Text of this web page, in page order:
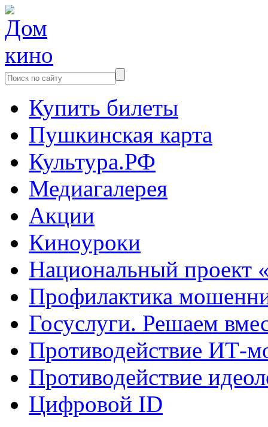
Купить билеты
Пушкинская карта
Культура.РФ
Медиагалерея
Акции
Киноуроки
Национальный проект
Профилактика
Госуслуги. Решаем
Противодействие ИТ-
Противодействие
Цифровой ID